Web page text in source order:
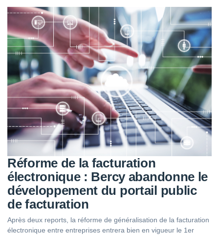
Réforme de la facturation
électronique : Bercy abandonne le
développement du portail public
de facturation
Après deux reports, la réforme de généralisation de la facturation
électronique entre entreprises entrera bien en vigueur le 1er